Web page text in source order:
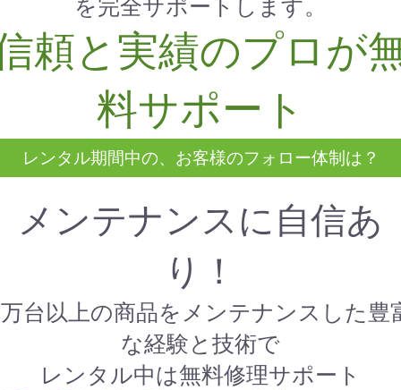
を完全サポートします。
頼と実績のプロが
料サポート
レンタル期間中の、お客様のフォロー体制は？
メンテナンスに自信あ
り！
台以上の商品をメンテナンスした豊
な経験と技術で
レンタル中は無料修理サポート